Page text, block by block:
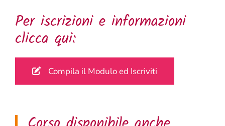
Per iscrizioni e informazioni
clicca qui:
Compila il Modulo ed Iscriviti